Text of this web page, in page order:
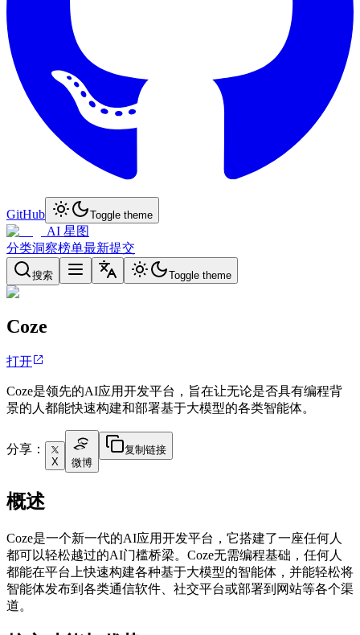
GitHub Toggle theme
AI 星图
分类洞察榜单最新提交
搜索 Toggle theme
Coze
打开
Coze是领先的AI应用开发平台，旨在让无论是否具有编程背
景的人都能快速构建和部署基于大模型的各类智能体。
分享：
X 微博
复制链接
概述
Coze是一个新一代的AI应用开发平台，它搭建了一座任何人
都可以轻松越过的AI门槛桥梁。Coze无需编程基础，任何人
都能在平台上快速构建各种基于大模型的智能体，并能轻松将
智能体发布到各类通信软件、社交平台或部署到网站等各个渠
道。